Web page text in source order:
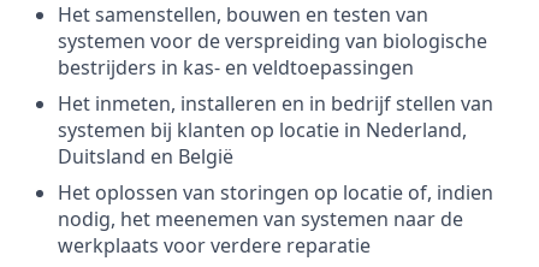
Het samenstellen, bouwen en testen van
systemen voor de verspreiding van biologische
bestrijders in kas- en veldtoepassingen
Het inmeten, installeren en in bedrijf stellen van
systemen bij klanten op locatie in Nederland,
Duitsland en België
Het oplossen van storingen op locatie of, indien
nodig, het meenemen van systemen naar de
werkplaats voor verdere reparatie